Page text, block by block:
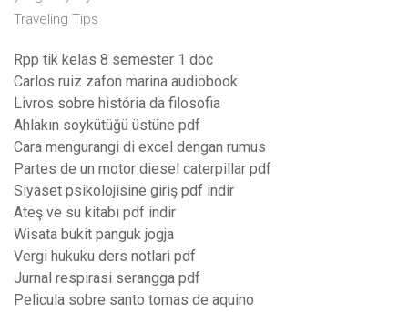
Traveling Tips
Rpp tik kelas 8 semester 1 doc
Carlos ruiz zafon marina audiobook
Livros sobre história da filosofia
Ahlakın soykütüğü üstüne pdf
Cara mengurangi di excel dengan rumus
Partes de un motor diesel caterpillar pdf
Siyaset psikolojisine giriş pdf indir
Ateş ve su kitabı pdf indir
Wisata bukit panguk jogja
Vergi hukuku ders notlari pdf
Jurnal respirasi serangga pdf
Pelicula sobre santo tomas de aquino